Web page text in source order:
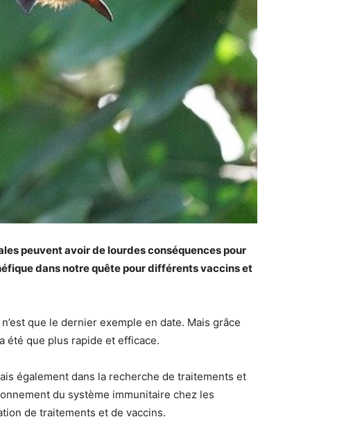
peuvent avoir de lourdes conséquences pour
dans notre quête pour différents vaccins et
n’est que le dernier exemple en date. Mais grâce
été que plus rapide et efficace.
également dans la recherche de traitements et
du système immunitaire chez les
de traitements et de vaccins.